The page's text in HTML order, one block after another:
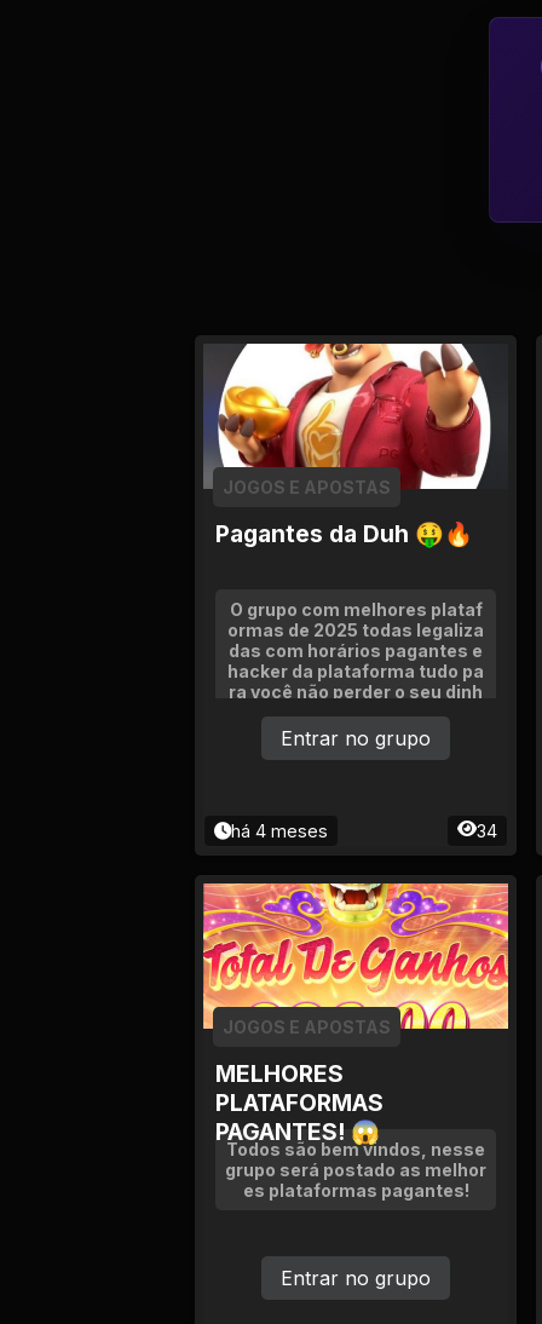
Saúde e Medicina
Tecnologias da
Viagem e Turismo
Pagantes da Duh 🤑🔥
JOGOS E APOSTAS
O grupo com melhores plataf
ormas de 2025 todas legaliza
das com horários pagantes e
hacker da plataforma tudo pa
ra você não perder o seu dinh
eiro
há 4 meses 34
Entrar no grupo
MELHORES
PLATAFORMAS
PAGANTES! 😱
JOGOS E APOSTAS
Todos são bem vindos, nesse
grupo será postado as melhor
es plataformas pagantes!
Entrar no grupo